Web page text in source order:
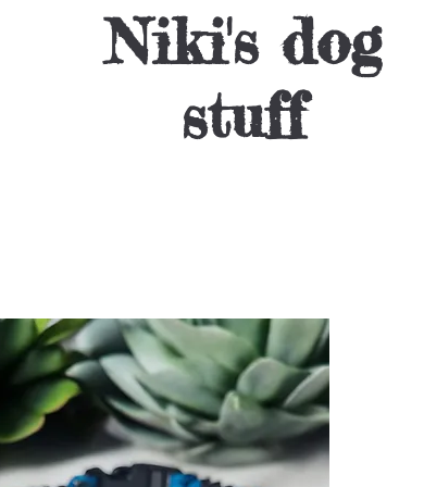
Niki's dog
stuff